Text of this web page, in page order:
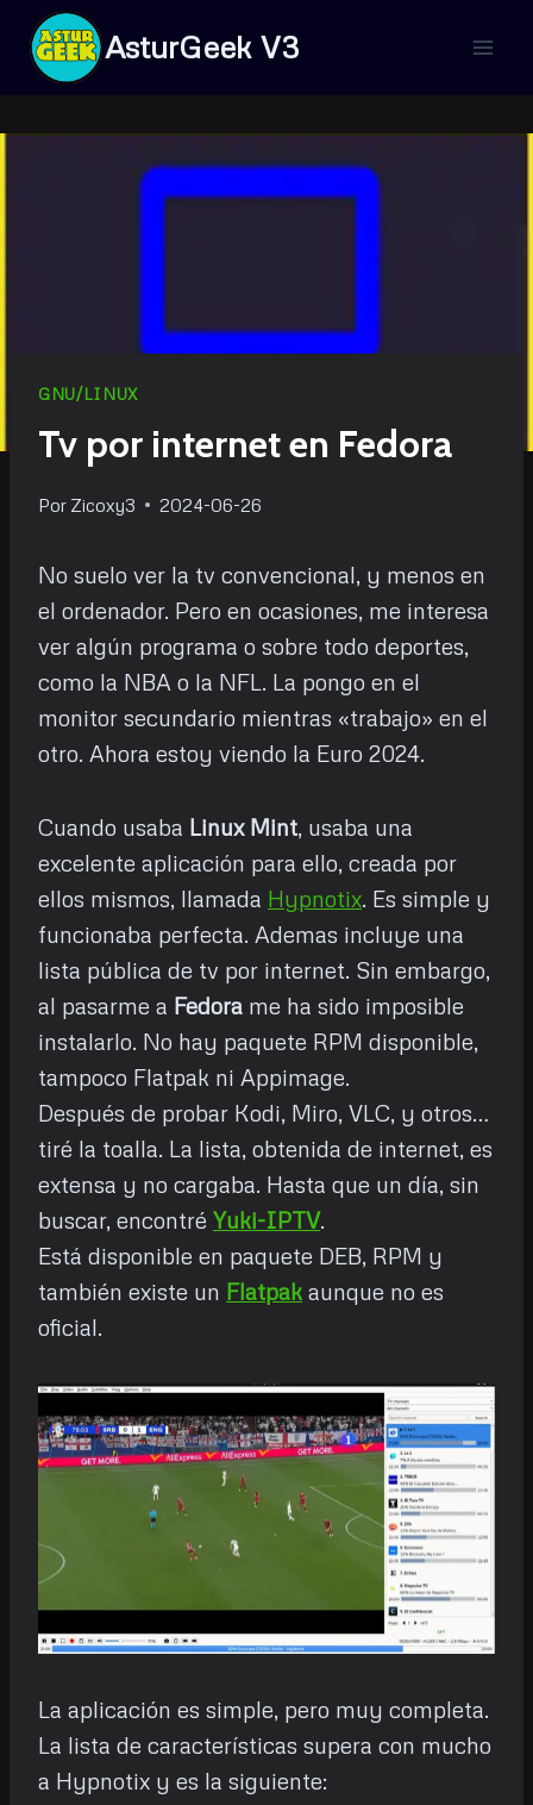
Saltar
contenido
AsturGeek V3
GNU/LINUX
Tv por internet en Fedora
Por Zicoxy3 2024-06-26
No suelo ver la tv convencional, y menos en
el ordenador. Pero en ocasiones, me interesa
ver algún programa o sobre todo deportes,
como la NBA o la NFL. La pongo en el
monitor secundario mientras «trabajo» en el
otro. Ahora estoy viendo la Euro 2024.
Cuando usaba Linux Mint, usaba una
excelente aplicación para ello, creada por
ellos mismos, llamada Hypnotix. Es simple y
funcionaba perfecta. Ademas incluye una
lista pública de tv por internet. Sin embargo,
al pasarme a Fedora me ha sido imposible
instalarlo. No hay paquete RPM disponible,
tampoco Flatpak ni Appimage.
Después de probar Kodi, Miro, VLC, y otros…
tiré la toalla. La lista, obtenida de internet, es
extensa y no cargaba. Hasta que un día, sin
buscar, encontré Yuki-IPTV.
Está disponible en paquete DEB, RPM y
también existe un Flatpak aunque no es
oficial.
La aplicación es simple, pero muy completa.
La lista de características supera con mucho
a Hypnotix y es la siguiente: